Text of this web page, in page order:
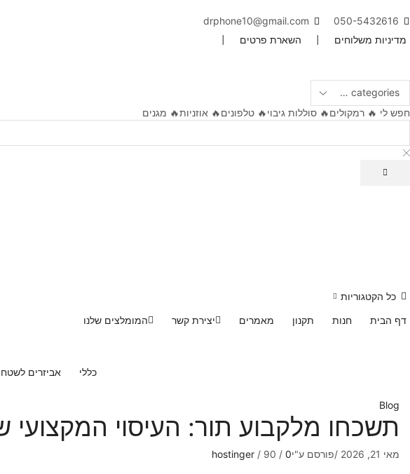
050-5432616
drphone10@gmail.com
מדיניות משלוחים
השארת פרטים
חפש לי 🔥 רמקולים🔥 סוללות גיבוי🔥 טלפונים🔥 אוזניות🔥 מגנים
כל הקטגוריות
דף הבית
חנות תקנון מאמרים יצירת קשר המומלצים שלנו
כללי אביזרים לשטח
Blog
תשכחו מלקבוע תור: העיסוי המקצועי
מאי 21, 2026 /פורסם ע"י hostinger / 90 / 0